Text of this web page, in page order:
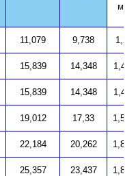
мм
11,079 9,738 1,27
15,839 14,348 1,411
15,839 14,348 1,411
19,012 17,33 1,588
22,184 20,262 1,814
25,357 23,437 1,814